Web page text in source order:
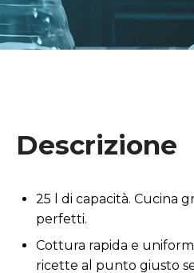
Descrizione
25 l di capacità. Cucina
perfetti.
Cottura rapida e
ricette al punto giusto